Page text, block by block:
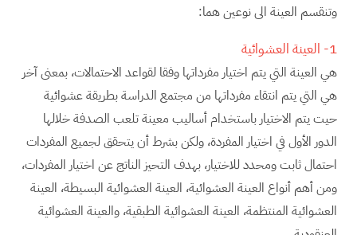
وتنقسم العينة الى نوعين هما:
1- العينة العشوائية
هي العينة التي يتم اختيار مفرداتها وفقا لقواعد الاحتمالات، بمعنى آخر
هي التي يتم انتقاء مفرداتها من مجتمع الدراسة بطريقة عشوائية
حيت يتم الاختيار باستخدام أساليب معينة تلعب الصدفة خلالها
الدور الأول في اختيار المفردة، ولكن بشرط أن يتحقق لجميع المفردات
احتمال ثابت ومحدد للاختيار، بهدف التحيز الناتج عن اختيار المفردات،
ومن أهم أنواع العينة العشوائية، العينة العشوائية البسيطة، العينة
العشوائية المنتظمة، العينة العشوائية الطبقية، والعينة العشوائية